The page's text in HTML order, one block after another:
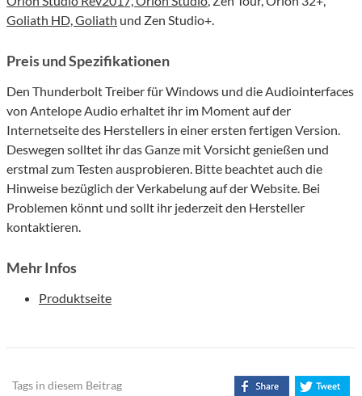
Goliath HD, Goliath und Zen Studio+.
Preis und Spezifikationen
Den Thunderbolt Treiber für Windows und die Audiointerfaces
von Antelope Audio erhaltet ihr im Moment auf der
Internetseite des Herstellers in einer ersten fertigen Version.
Deswegen solltet ihr das Ganze mit Vorsicht genießen und
erstmal zum Testen ausprobieren. Bitte beachtet auch die
Hinweise bezüglich der Verkabelung auf der Website. Bei
Problemen könnt und sollt ihr jederzeit den Hersteller
kontaktieren.
Mehr Infos
Produktseite
Tags in diesem Beitrag